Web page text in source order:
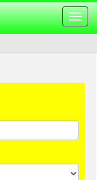
la